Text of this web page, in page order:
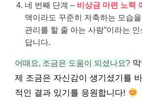
네 번째 단계 – 비상금 마련 노력
액이라도 꾸준히 저축하는 모습
관리를 할 줄 아는 사람”이라는
답니다.
어때요, 조금은 도움이 되셨나요?
제 조금은 자신감이 생기셨기를
적인 결과 있기를 응원합니다!